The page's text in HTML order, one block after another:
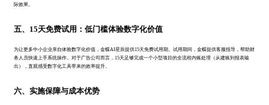
际效果。
五、15天免费试用：低门槛体验数字化价值
为让更多中小企业亲自体验数字化价值，金蝶AI星辰提供15天免费试用期。试用期间，金蝶提供客服指导，帮助财
务人员快速上手系统操作。对于广告公司而言，15天足够完成一个小型项目的全流程内账处理（从建账到报表输
出），直观感受数字化工具带来的效率提升。
六、实施保障与成本优势